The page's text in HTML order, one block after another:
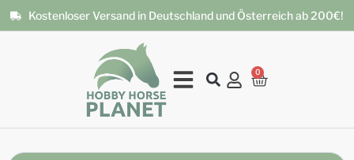
Kostenloser Versand in Deutschland und Österreich ab 200€!
0